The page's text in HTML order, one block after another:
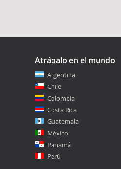
Atrápalo en el mundo
Argentina
Chile
Colombia
Costa Rica
Guatemala
México
Panamá
Perú